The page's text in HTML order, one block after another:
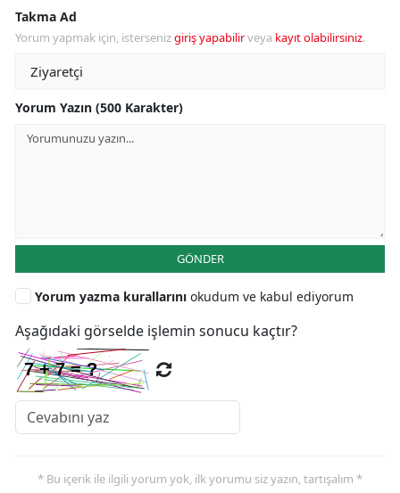
Takma Ad
Yorum yapmak için, istersenizgiriş yapabilirveya kayıt olabilirsiniz.
Yorum Yazın (500 Karakter)
GÖNDER
Yorum yazma kurallarını okudum ve kabul ediyorum
Aşağıdaki görselde işlemin sonucu kaçtır?
* Bu içerik ile ilgili yorum yok, ilk yorumu siz yazın, tartışalım *